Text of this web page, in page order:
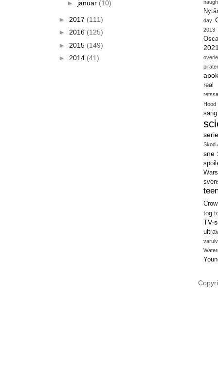
► januar (10)
► 2017 (111)
► 2016 (125)
► 2015 (149)
► 2014 (41)
Nytår
day
2013
pirater
real
Hood
Skod
sne
Wars
Crow
tog
TV-
varulv